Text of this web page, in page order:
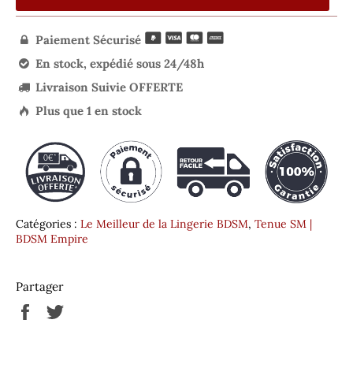
 Paiement Sécurisé
 En stock, expédié sous 24/48h
 Livraison Suivie OFFERTE
 Plus que 1 en stock
Catégories : Le Meilleur de la Lingerie BDSM, Tenue SM |
BDSM Empire
Partager
Partager